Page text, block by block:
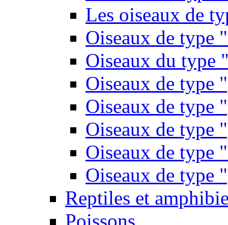
Les oiseaux de
Oiseaux de type
Oiseaux du type
Oiseaux de type
Oiseaux de type
Oiseaux de type
Oiseaux de type
Oiseaux de type
Reptiles et